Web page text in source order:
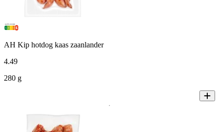
AH Kip hotdog kaas zaanlander
4.49
280 g